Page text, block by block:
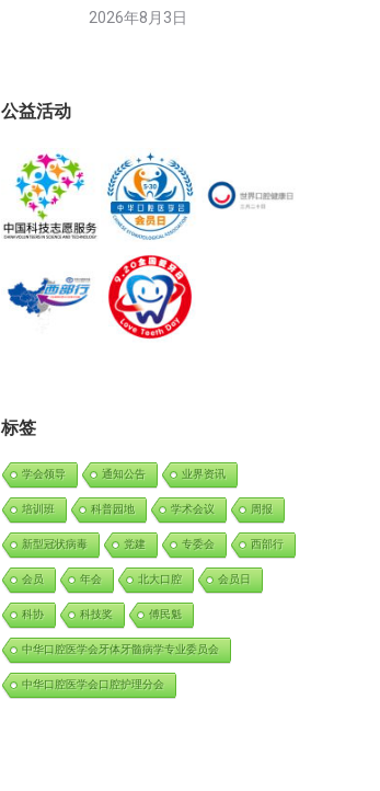
2026年8月3日
公益活动
标签
学会领导 通知公告 业界资讯
培训班 科普园地 学术会议 周报
新型冠状病毒 党建 专委会 西部行
会员 年会 北大口腔 会员日
科协 科技奖 傅民魁
中华口腔医学会牙体牙髓病学专业委员会
中华口腔医学会口腔护理分会